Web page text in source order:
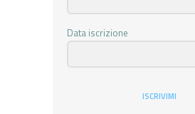
Data iscrizione
ISCRIVIMI